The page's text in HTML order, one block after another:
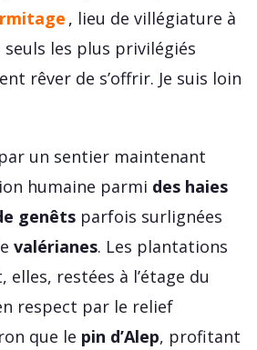
, lieu de villégiature à
seuls les plus privilégiés
rêver de s’offrir. Je suis loin
un sentier maintenant
humaine parmi des haies
genêts parfois surlignées
valérianes. Les plantations
elles, restées à l’étage du
respect par le relief
que le pin d’Alep, profitant